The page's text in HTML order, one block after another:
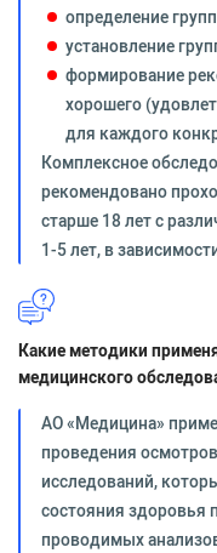
определение
установление
формирование
хорошего
для каждого
Комплексное
рекомендовано
старше 18 лет с
1-5 лет, в
Какие методики
медицинского
АО «Медицина»
проведения
исследований,
состояния здоровья
проводимых